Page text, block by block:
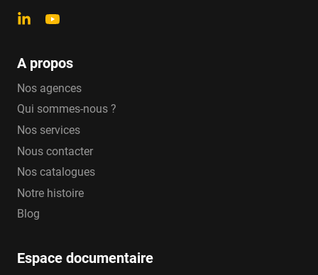
A propos
Nos agences
Qui sommes-nous ?
Nos services
Nous contacter
Nos catalogues
Notre histoire
Blog
Espace documentaire